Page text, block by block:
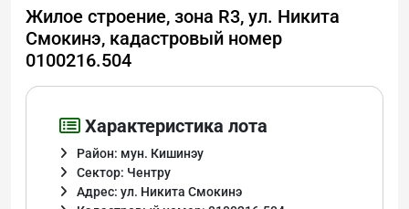
Жилое строение, зона R3, ул. Никита
Смокинэ, кадастровый номер
0100216.504
Характеристика лота
Район: мун. Кишинэу
Сектор: Чентру
Адрес: ул. Никита Смокинэ